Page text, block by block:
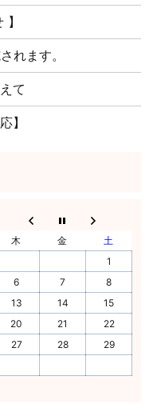
れます。
て
】
木 金
土
1
6 7
8
13 14
15
20 21
22
27 28
29